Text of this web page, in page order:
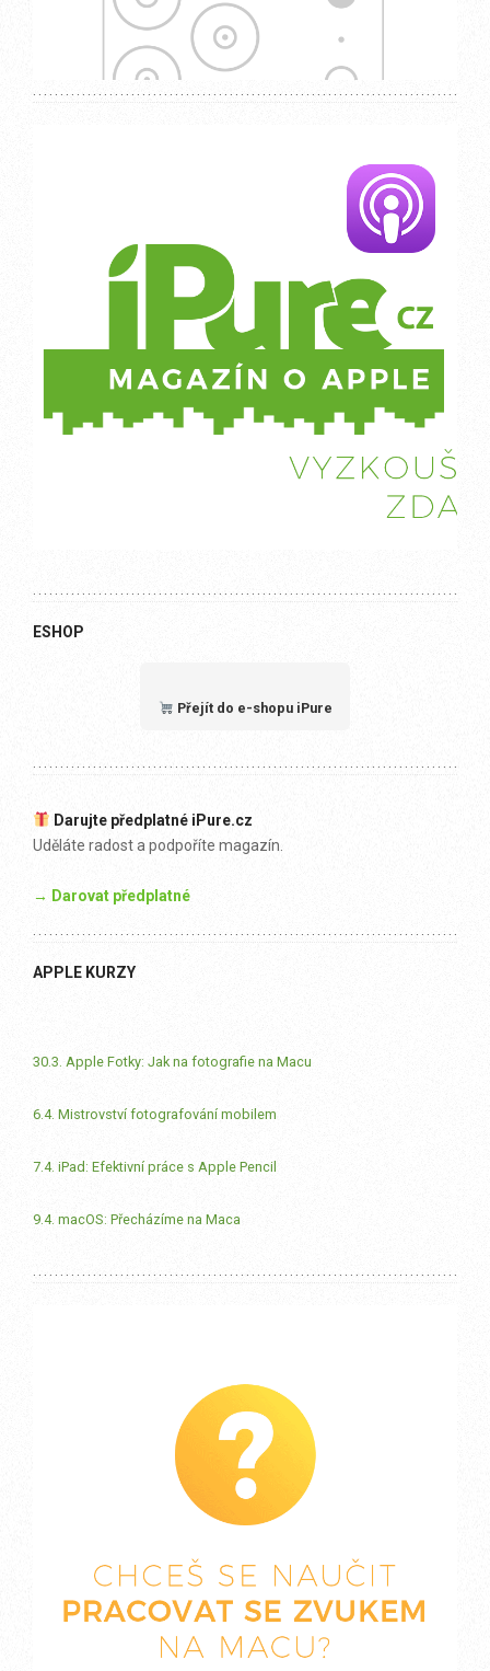
ESHOP
Přejít do e-shopu iPure
Darujte předplatné iPure.cz
Uděláte radost a podpoříte magazín.
→ Darovat předplatné
APPLE KURZY
30.3. Apple Fotky: Jak na fotografie na Macu
6.4. Mistrovství fotografování mobilem
7.4. iPad: Efektivní práce s Apple Pencil
9.4. macOS: Přecházíme na Maca